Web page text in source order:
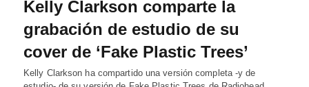
Kelly Clarkson comparte la
grabación de estudio de su
cover de ‘Fake Plastic Trees’
Kelly Clarkson ha compartido una versión completa -y de